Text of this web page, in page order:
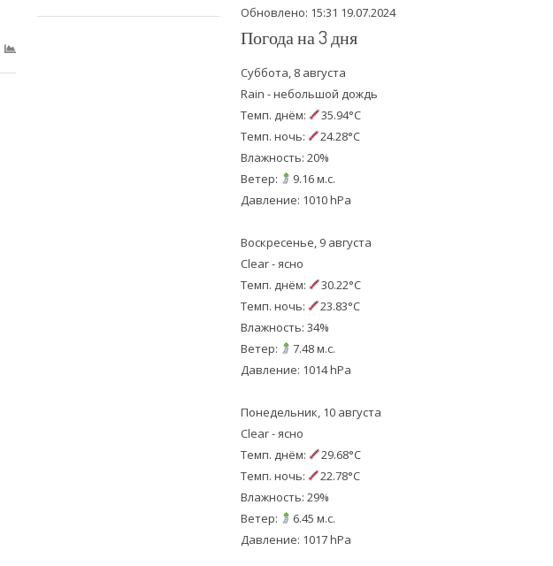
Обновлено: 15:31 19.07.2024
Погода на 3 дня
Суббота, 8 августа
Rain - небольшой дождь
Темп. днём:
35.94°C
Темп. ночь:
24.28°C
Влажность: 20%
Ветер:
9.16 м.с.
Давление: 1010 hPa
Воскресенье, 9 августа
Clear - ясно
Темп. днём:
30.22°C
Темп. ночь:
23.83°C
Влажность: 34%
Ветер:
7.48 м.с.
Давление: 1014 hPa
Понедельник, 10 августа
Clear - ясно
Темп. днём:
29.68°C
Темп. ночь:
22.78°C
Влажность: 29%
Ветер:
6.45 м.с.
Давление: 1017 hPa